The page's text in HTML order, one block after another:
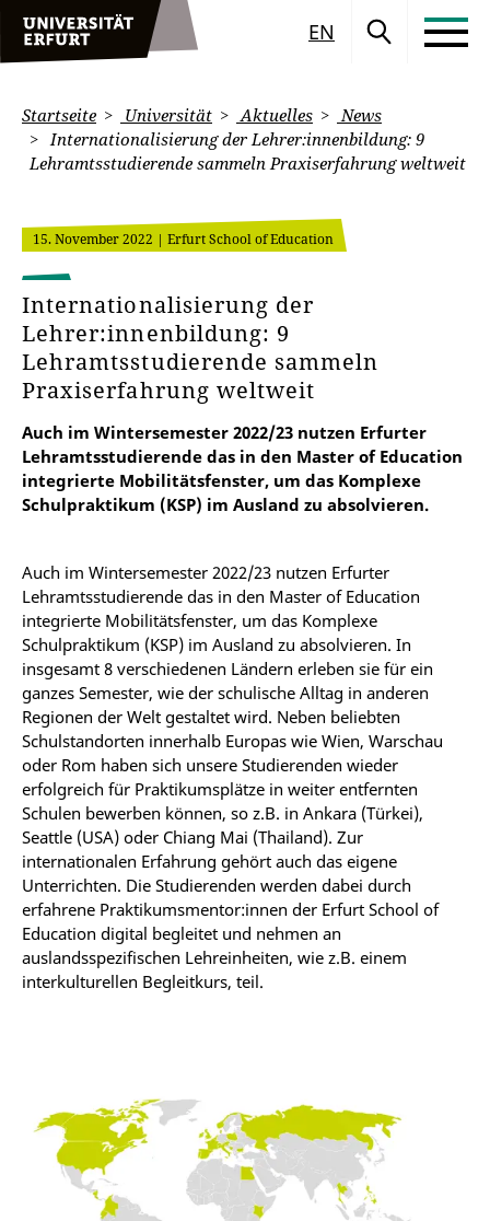
EN
Startseite Universität Aktuelles
News
Internationalisierung der Lehrer:innenbildung: 9
Lehramtsstudierende sammeln Praxiserfahrung weltweit
15. November 2022 | Erfurt School of Education
Internationalisierung der
Lehrer:innenbildung: 9
Lehramtsstudierende sammeln
Praxiserfahrung weltweit
Auch im Wintersemester 2022/23 nutzen Erfurter
Lehramtsstudierende das in den Master of Education
integrierte Mobilitätsfenster, um das Komplexe
Schulpraktikum (KSP) im Ausland zu absolvieren.
Auch im Wintersemester 2022/23 nutzen Erfurter
Lehramtsstudierende das in den Master of Education
integrierte Mobilitätsfenster, um das Komplexe
Schulpraktikum (KSP) im Ausland zu absolvieren. In
insgesamt 8 verschiedenen Ländern erleben sie für ein
ganzes Semester, wie der schulische Alltag in anderen
Regionen der Welt gestaltet wird. Neben beliebten
Schulstandorten innerhalb Europas wie Wien, Warschau
oder Rom haben sich unsere Studierenden wieder
erfolgreich für Praktikumsplätze in weiter entfernten
Schulen bewerben können, so z.B. in Ankara (Türkei),
Seattle (USA) oder Chiang Mai (Thailand). Zur
internationalen Erfahrung gehört auch das eigene
Unterrichten. Die Studierenden werden dabei durch
erfahrene Praktikumsmentor:innen der Erfurt School of
Education digital begleitet und nehmen an
auslandsspezifischen Lehreinheiten, wie z.B. einem
interkulturellen Begleitkurs, teil.